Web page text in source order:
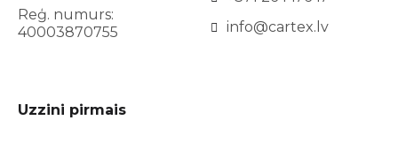
Reģ. numurs:
40003870755
info@cartex.lv
Uzzini pirmais